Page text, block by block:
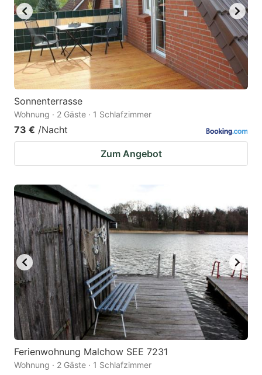
Sonnenterrasse
Wohnung · 2 Gäste · 1 Schlafzimmer
73 € /Nacht
Zum Angebot
Ferienwohnung Malchow SEE 7231
Wohnung · 2 Gäste · 1 Schlafzimmer